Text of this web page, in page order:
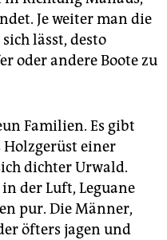
Je weiter man die
lässt, desto
oder andere Boote zu
Familien. Es gibt
einer
dichter Urwald.
der Luft, Leguane
pur. Die Männer,
öfters jagen und